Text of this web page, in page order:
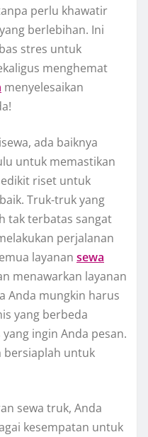
perlu khawatir
berlebihan. Ini
stres untuk
menghemat
menyelesaikan
ada baiknya
untuk memastikan
riset untuk
Truk-truk yang
tak terbatas sangat
perjalanan
layanan sewa
menawarkan layanan
Anda mungkin harus
yang berbeda
ingin Anda pesan.
bersiaplah untuk
sewa truk, Anda
kesempatan untuk